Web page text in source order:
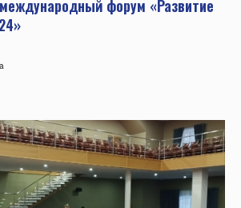
форум «Развитие